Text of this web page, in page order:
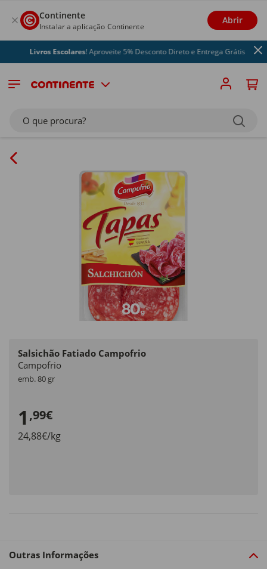
Continente
Instalar a aplicação Continente
Abrir
Livros Escolares! Aproveite 5% Desconto Direto e Entrega Grátis
O que procura?
Salsichão Fatiado Campofrio
Campofrio
emb. 80 gr
1 ,99€
24,88€/kg
Outras Informações